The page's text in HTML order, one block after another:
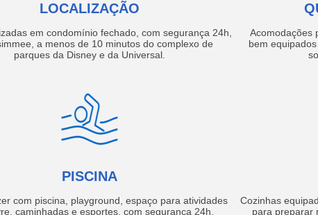
LOCALIZAÇÃO
em condomínio fechado, com segurança 24h,
a menos de 10 minutos do complexo de
parques da Disney e da Universal.
Acomodações
bem
PISCINA
com piscina, playground, espaço para atividades
caminhadas e esportes, com segurança 24h.
Cozinhas
para preparar